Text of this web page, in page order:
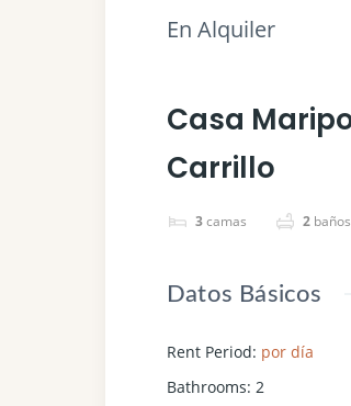
En Alquiler
Casa
Carrillo
3camas 2 baños
Datos Básicos
Rent Period: por día
Bathrooms: 2